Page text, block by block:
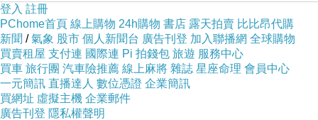
登入 註冊
PChome首頁 線上購物 24h購物 書店 露天拍賣 比比昂代購
新聞 /氣象 股市 個人新聞台 廣告刊登 加入聯播網 全球購物
買賣租屋 支付連 國際連 Pi 拍錢包 旅遊 服務中心
買車 旅行團 汽車險推薦 線上麻將 雜誌 星座命理 會員中心
一元簡訊 直播達人 數位憑證 企業簡訊
買網址 虛擬主機 企業郵件
廣告刊登 隱私權聲明